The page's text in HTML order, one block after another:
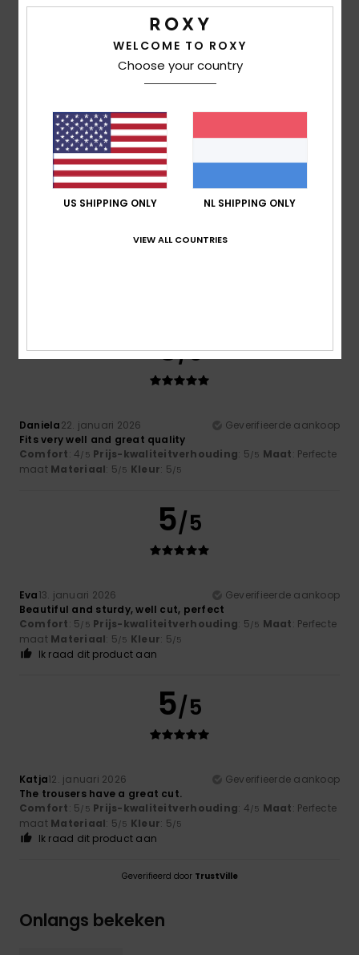
67% van onze klanten bevelen dit product aan
Comfort
4.7
Prijs-kwaliteitverhouding
Maat
Te klein Te groot
5.0
5/5
Daniela22. januari 2026
Geverifieerde aankoop
Fits very well and great quality
Comfort: 4/5 Prijs-kwaliteitverhouding: 5/5 Maat: Perfecte
maat Materiaal: 5/5 Kleur: 5/5
5/5
Eva13. januari 2026
Geverifieerde aankoop
Beautiful and sturdy, well cut, perfect
Comfort: 5/5 Prijs-kwaliteitverhouding: 5/5 Maat: Perfecte
maat Materiaal: 5/5 Kleur: 5/5
Ik raad dit product aan
5/5
Katja12. januari 2026
Geverifieerde aankoop
The trousers have a great cut.
Comfort: 5/5 Prijs-kwaliteitverhouding: 4/5 Maat: Perfecte
maat Materiaal: 5/5 Kleur: 5/5
Ik raad dit product aan
Geverifieerd door TrustVille
Onlangs bekeken
WELCOME TO ROXY
Choose your country
US SHIPPING ONLY NL SHIPPING ONLY
VIEW ALL COUNTRIES